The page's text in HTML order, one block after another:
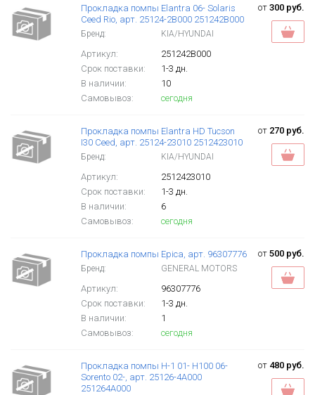
Прокладка помпы Elantra 06- Solaris
Ceed Rio, арт. 25124-2B000 251242B000
Бренд: KIA/HYUNDAI
Артикул:
251242B000
Срок поставки:
1-3 дн.
В наличии:
10
Самовывоз:
сегодня
от 300 руб.
Прокладка помпы Elantra HD Tucson
I30 Ceed, арт. 25124-23010 2512423010
Бренд: KIA/HYUNDAI
Артикул:
2512423010
Срок поставки:
1-3 дн.
В наличии:
6
Самовывоз:
сегодня
от 270 руб.
Прокладка помпы Epica, арт. 96307776
Бренд: GENERAL MOTORS
Артикул:
96307776
Срок поставки:
1-3 дн.
В наличии:
1
Самовывоз:
сегодня
от 500 руб.
Прокладка помпы H-1 01- H100 06-
Sorento 02-, арт. 25126-4A000
251264A000
от 480 руб.